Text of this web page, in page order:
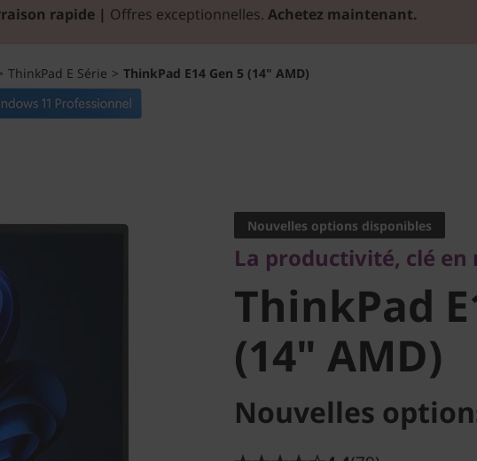
rapide| Offres exceptionnelles. Achetez maintenant.
ThinkPad E Série > ThinkPad E14 Gen 5 (14" AMD)
ThinkPad
(14" AMD)
Nouvelles options disponibles
La productivité, clé en
ThinkPad
(14" AMD)
Nouvelles